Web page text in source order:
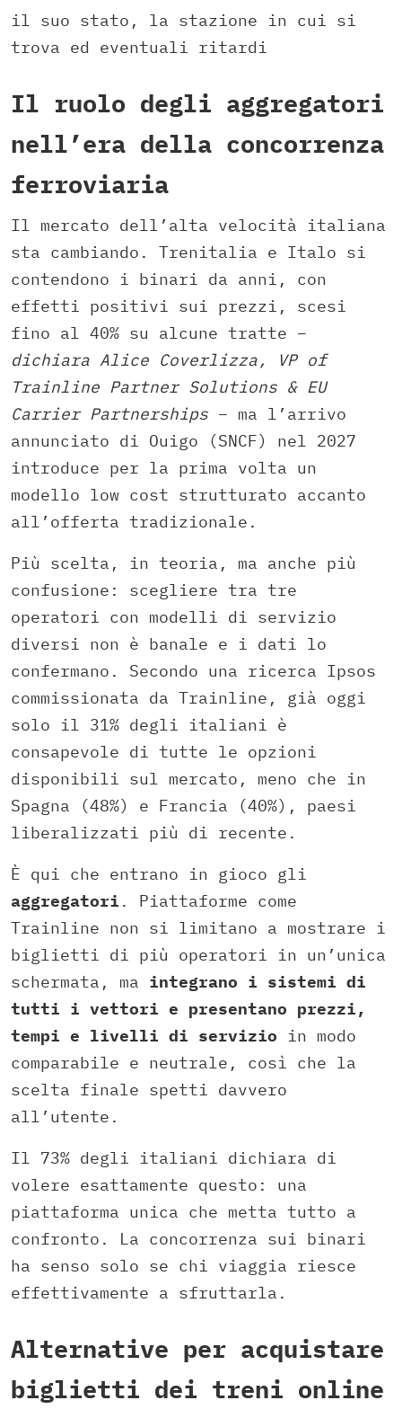
il suo stato, la stazione in cui si
trova ed eventuali ritardi
Il ruolo degli aggregatori
nell’era della concorrenza
ferroviaria
Il mercato dell’alta velocità italiana
sta cambiando. Trenitalia e Italo si
contendono i binari da anni, con
effetti positivi sui prezzi, scesi
fino al 40% su alcune tratte –
dichiara Alice Coverlizza, VP of
Trainline Partner Solutions & EU
Carrier Partnerships – ma l’arrivo
annunciato di Ouigo (SNCF) nel 2027
introduce per la prima volta un
modello low cost strutturato accanto
all’offerta tradizionale.
Più scelta, in teoria, ma anche più
confusione: scegliere tra tre
operatori con modelli di servizio
diversi non è banale e i dati lo
confermano. Secondo una ricerca Ipsos
commissionata da Trainline, già oggi
solo il 31% degli italiani è
consapevole di tutte le opzioni
disponibili sul mercato, meno che in
Spagna (48%) e Francia (40%), paesi
liberalizzati più di recente.
È qui che entrano in gioco gli
aggregatori . Piattaforme come
Trainline non si limitano a mostrare i
biglietti di più operatori in un’unica
schermata, ma integrano i sistemi di
tutti i vettori e presentano prezzi,
tempi e livelli di servizio in modo
comparabile e neutrale, così che la
scelta finale spetti davvero
all’utente.
Il 73% degli italiani dichiara di
volere esattamente questo: una
piattaforma unica che metta tutto a
confronto. La concorrenza sui binari
ha senso solo se chi viaggia riesce
effettivamente a sfruttarla.
Alternative per acquistare
biglietti dei treni online